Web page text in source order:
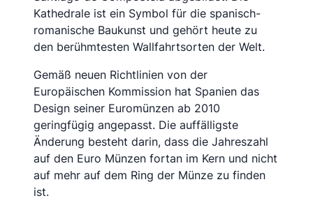
Kathedrale ist ein Symbol für die spanisch-
romanische Baukunst und gehört heute zu
den berühmtesten Wallfahrtsorten der Welt.
Gemäß neuen Richtlinien von der
Europäischen Kommission hat Spanien das
Design seiner Euromünzen ab 2010
geringfügig angepasst. Die auffälligste
Änderung besteht darin, dass die Jahreszahl
auf den Euro Münzen fortan im Kern und nicht
auf mehr auf dem Ring der Münze zu finden
ist.